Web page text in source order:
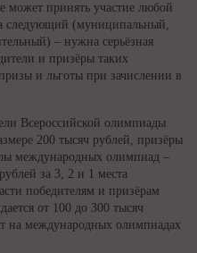
может принять участие любой
следующий (муниципальный,
– нужна серьёзная
и призёры таких
и льготы при зачислении в
Всероссийской олимпиады
200 тысяч рублей, призёры
международных олимпиад –
за 3, 2 и 1 места
победителям и призёрам
от 100 до 300 тысяч
на международных олимпиадах